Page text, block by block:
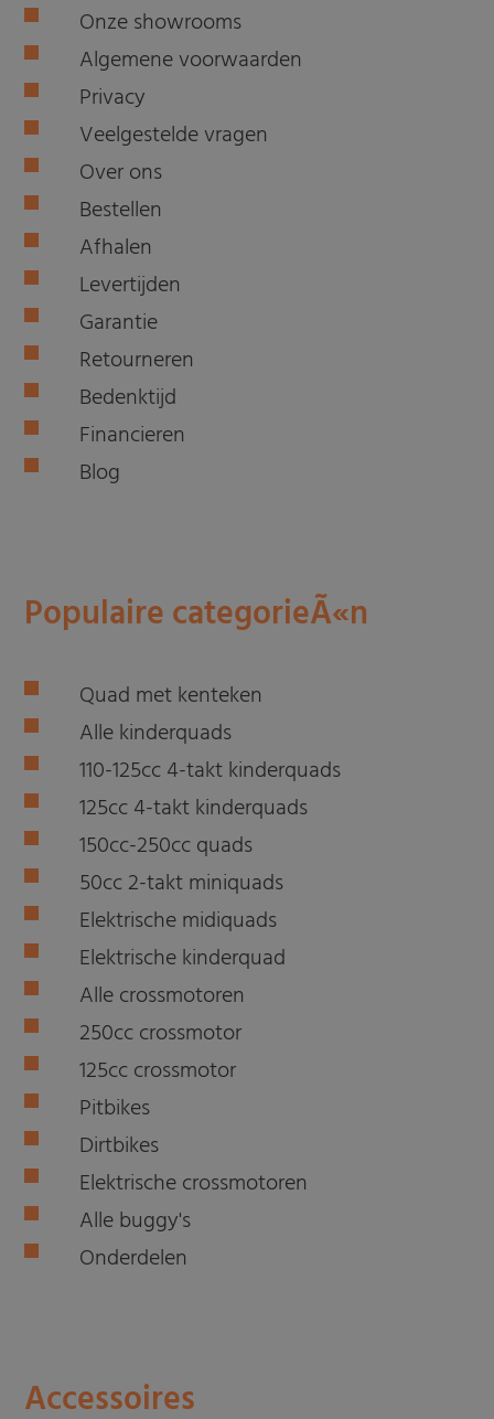
Onze showrooms
Algemene voorwaarden
Privacy
Veelgestelde vragen
Over ons
Bestellen
Afhalen
Levertijden
Garantie
Retourneren
Bedenktijd
Financieren
Blog
Populaire categorieÃ«n
Quad met kenteken
Alle kinderquads
110-125cc 4-takt kinderquads
125cc 4-takt kinderquads
150cc-250cc quads
50cc 2-takt miniquads
Elektrische midiquads
Elektrische kinderquad
Alle crossmotoren
250cc crossmotor
125cc crossmotor
Pitbikes
Dirtbikes
Elektrische crossmotoren
Alle buggy's
Onderdelen
Accessoires